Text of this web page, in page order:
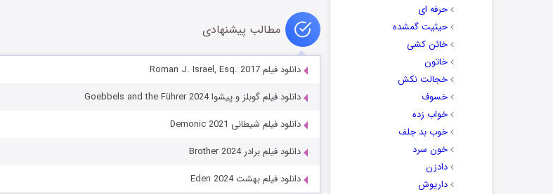
حرفه ای
حیثیت گمشده
خائن کشی
خاتون
خجالت نکش
خسوف
خواب زده
خوب بد جلف
خون سرد
دادزن
داریوش
مطالب پیشنهادی
دانلود فیلم Roman J. Israel, Esq. 2017
دانلود فیلم گوبلز و پیشوا Goebbels and the Führer 2024
دانلود فیلم شیطانی Demonic 2021
دانلود فیلم برادر Brother 2024
دانلود فیلم بهشت Eden 2024